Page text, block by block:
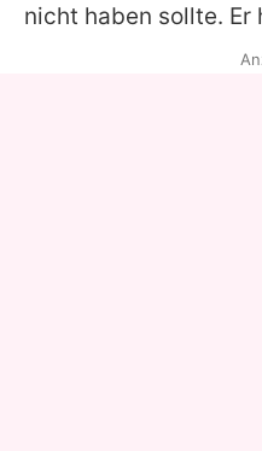
nicht haben sollte. Er